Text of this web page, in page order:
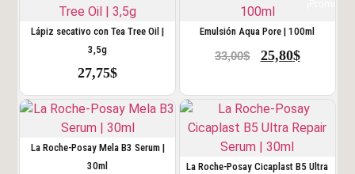
Lápiz secativo con Tea Tree Oil |
3,5g
27,75$
Emulsión Aqua Pore | 100ml
33,00$ 25,80$
La Roche-Posay Mela B3 Serum |
30ml
La Roche-Posay Cicaplast B5 Ultra